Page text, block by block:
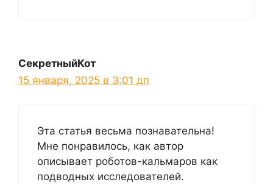
СекретныйКот
15 января, 2025 в 3:01 дп
Эта статья весьма познавательна!
Мне понравилось, как автор
описывает роботов-кальмаров как
подводных исследователей.